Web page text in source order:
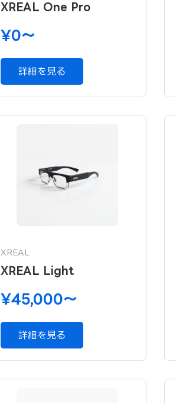
XREAL One Pro
¥0〜
詳細を見る
XREAL
XREAL Light
¥45,000〜
詳細を見る